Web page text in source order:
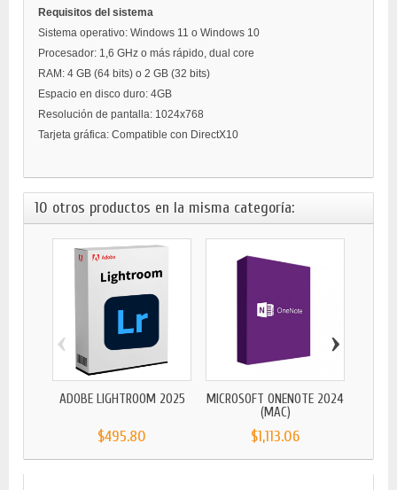
Requisitos del sistema
Sistema operativo: Windows 11 o Windows 10
Procesador: 1,6 GHz o más rápido, dual core
RAM: 4 GB (64 bits) o 2 GB (32 bits)
Espacio en disco duro: 4GB
Resolución de pantalla: 1024x768
Tarjeta gráfica: Compatible con DirectX10
10 otros productos en la misma categoría:
ADOBE LIGHTROOM 2025
$495.80
MICROSOFT ONENOTE 2024
(MAC)
$1,113.06
‹ ›